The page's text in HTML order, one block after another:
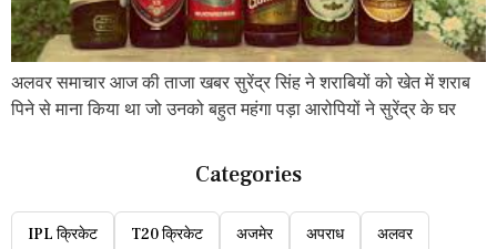
अलवर समाचार आज की ताजा खबर सुरेंद्र सिंह ने शराबियों को खेत में शराब
पिने से माना किया था जो उनको बहुत महंगा पड़ा आरोपियों ने सुरेंद्र के घर
Categories
IPL क्रिकेट T20 क्रिकेट अजमेर अपराध अलवर